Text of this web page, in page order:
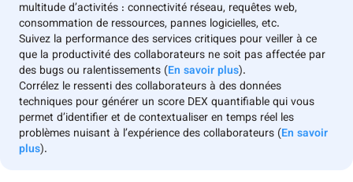
multitude d’activités : connectivité réseau, requêtes web,
consommation de ressources, pannes logicielles, etc.
Suivez la performance des services critiques pour veiller à ce
que la productivité des collaborateurs ne soit pas affectée par
des bugs ou ralentissements (En savoir plus).
Corrélez le ressenti des collaborateurs à des données
techniques pour générer un score DEX quantifiable qui vous
permet d’identifier et de contextualiser en temps réel les
problèmes nuisant à l’expérience des collaborateurs (En savoir
plus).